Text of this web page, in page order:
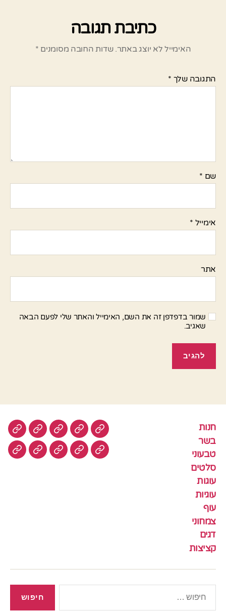
כתיבת תגובה
האימייל לא יוצג באתר. שדות החובה מסומנים *
התגובה שלך *
שם *
אימייל *
אתר
שמור בדפדפן זה את השם, האימייל והאתר שלי לפעם הבאה
שאגיב.
חנות
בשר
טבעוני
סלטים
עוגות
עוגיות
עוף
צמחוני
דגים
קציצות
חנות בשר טבעוניסלטים
עוגיותעוף צמחונידגים